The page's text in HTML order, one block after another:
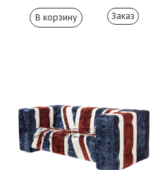
Заказ